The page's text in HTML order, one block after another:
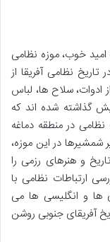
خوب، موزه نظامی
نظامی آفریقا از
از ادوات، سلاح ها، لباس
گذاشته شده اند که
در منطقه دماغه
در این موزه،
و هنرهای رزمی را
ارتباطات نظامی با
ها و انگلیسی ها می
آفریقای جنوبی روشن